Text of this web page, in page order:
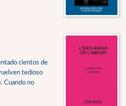
cientos de
tedioso
Cuando no